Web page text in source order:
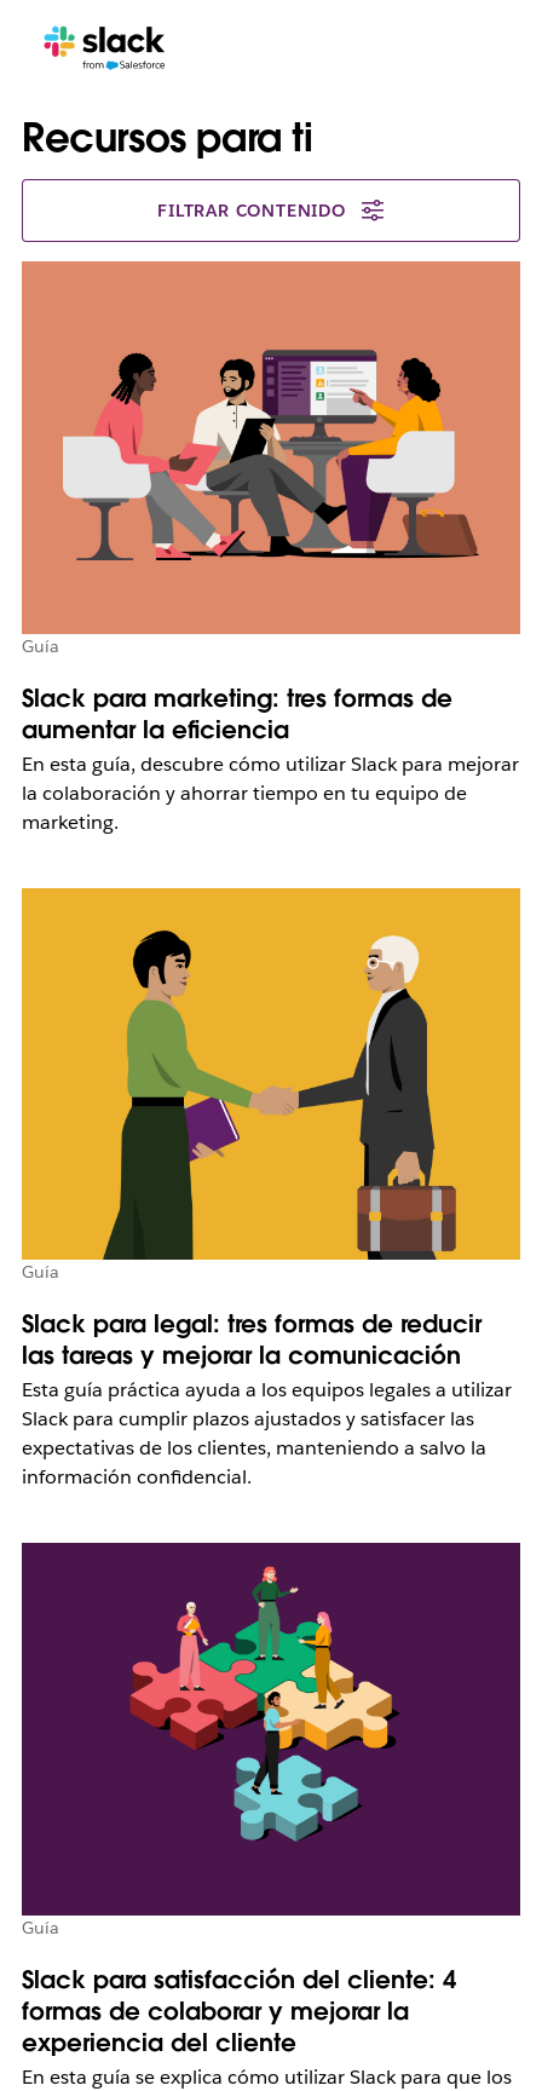
Recursos para ti
FILTRAR CONTENIDO
Guía
Slack para marketing: tres formas de
aumentar la eficiencia
En esta guía, descubre cómo utilizar Slack para mejorar
la colaboración y ahorrar tiempo en tu equipo de
marketing.
Guía
Slack para legal: tres formas de reducir
las tareas y mejorar la comunicación
Esta guía práctica ayuda a los equipos legales a utilizar
Slack para cumplir plazos ajustados y satisfacer las
expectativas de los clientes, manteniendo a salvo la
información confidencial.
Guía
Slack para satisfacción del cliente: 4
formas de colaborar y mejorar la
experiencia del cliente
En esta guía se explica cómo utilizar Slack para que los